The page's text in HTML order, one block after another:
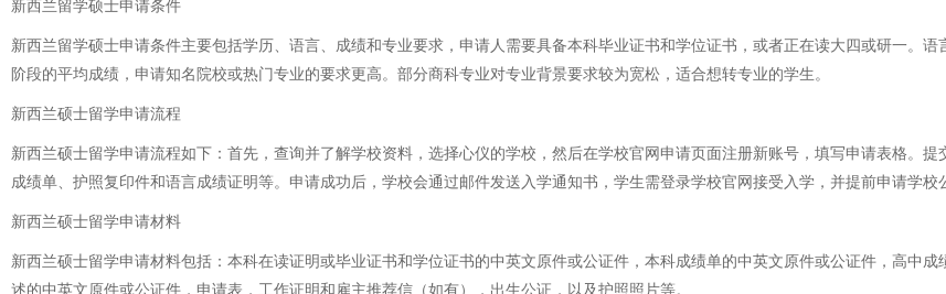
新西兰留学硕士申请条件
新西兰留学硕士申请条件主要包括学历、语言、成绩和专业要求，申请人需要具备本科毕业证书和学位证书，或者正在读大四或研一。
阶段的平均成绩，申请知名院校或热门专业的要求更高。部分商科专业对专业背景要求较为宽松，适合想转专业的学生。
新西兰硕士留学申请流程
新西兰硕士留学申请流程如下：首先，查询并了解学校资料，选择心仪的学校，然后在学校官网申请页面注册新账号，填写申请表格。
成绩单、护照复印件和语言成绩证明等。申请成功后，学校会通过邮件发送入学通知书，学生需登录学校官网接受入学，并提前申请学校
新西兰硕士留学申请材料
新西兰硕士留学申请材料包括：本科在读证明或毕业证书和学位证书的中英文原件或公证件，本科成绩单的中英文原件或公证件，高中
述的中英文原件或公证件，申请表，工作证明和雇主推荐信（如有），出生公证，以及护照照片等。